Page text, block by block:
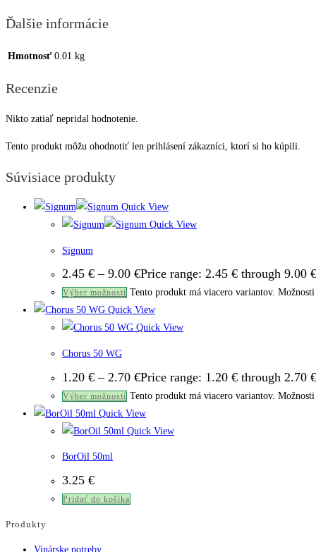
Ďalšie informácie
Hmotnosť 0.01 kg
Recenzie
Nikto zatiaľ nepridal hodnotenie.
Tento produkt môžu ohodnotiť len prihlásení zákazníci, ktorí si ho kúpili.
Súvisiace produkty
Quick View
Quick View
Signum
2.45 € – 9.00 €Price range: 2.45 € through 9.00 €
Výber možností Tento produkt má viacero variantov.
Quick View
Quick View
Chorus 50 WG
1.20 € – 2.70 €Price range: 1.20 € through 2.70 €
Výber možností Tento produkt má viacero variantov.
Quick View
Quick View
BorOil 50ml
3.25 €
Pridať do košíka
Produkty
Vinárske potreby